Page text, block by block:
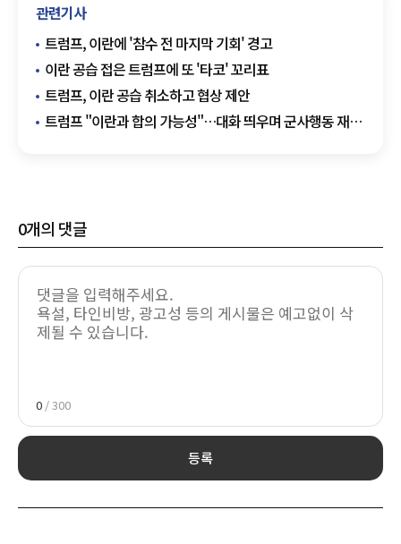
관련기사
트럼프, 이란에 '참수 전 마지막 기회' 경고
이란 공습 접은 트럼프에 또 '타코' 꼬리표
트럼프, 이란 공습 취소하고 협상 제안
트럼프 "이란과 합의 가능성"…대화 띄우며 군사행동 재개
0개의 댓글
0 / 300
등록